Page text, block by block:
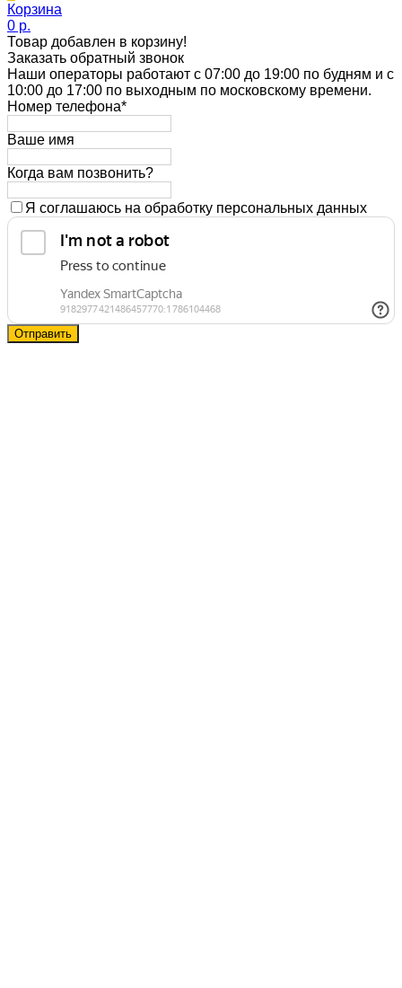
Корзина
0 p.
Товар добавлен в корзину!
Заказать обратный звонок
Наши операторы работают с 07:00 до 19:00 по будням и с
10:00 до 17:00 по выходным по московскому времени.
Номер телефона*
Ваше имя
Когда вам позвонить?
Я соглашаюсь на обработку персональных данных